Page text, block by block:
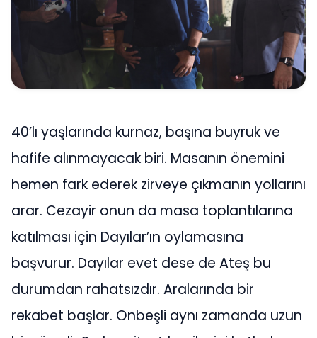
40’lı yaşlarında kurnaz, başına buyruk ve
hafife alınmayacak biri. Masanın önemini
hemen fark ederek zirveye çıkmanın yollarını
arar. Cezayir onun da masa toplantılarına
katılması için Dayılar’ın oylamasına
başvurur. Dayılar evet dese de Ateş bu
durumdan rahatsızdır. Aralarında bir
rekabet başlar. Onbeşli aynı zamanda uzun